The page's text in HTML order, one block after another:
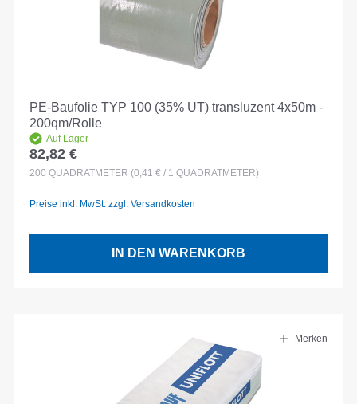
PE-Baufolie TYP 100 (35% UT) transluzent 4x50m -
200qm/Rolle
Auf Lager
Regulärer Preis:
82,82 €
200 QUADRATMETER (0,41 € / 1 QUADRATMETER)
Preise inkl. MwSt. zzgl. Versandkosten
IN DEN WARENKORB
Merken